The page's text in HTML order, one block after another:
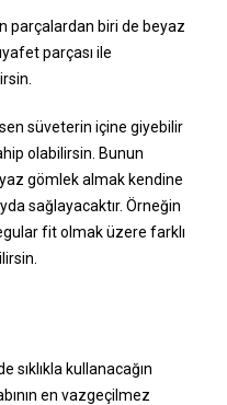
parçalardan biri de beyaz
parçası ile
süveterin içine giyebilir
olabilirsin. Bunun
gömlek almak kendine
sağlayacaktır. Örneğin
fit olmak üzere farklı
sıklıkla kullanacağın
en vazgeçilmez